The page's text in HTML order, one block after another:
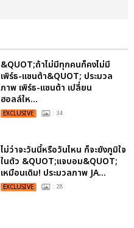
&QUOT;ถ้าไม่มีทุกคนก็คงไม่มี
เพิร์ธ-แซนต้า&QUOT; ประมวล
ภาพ เพิร์ธ-แซนต้า เปลี่ยน
ฮอลล์ให...
EXCLUSIVE : 34
ไม่ว่าจะวันนี้หรือวันไหน ก็จะยังภูมิใจ
ในตัว &QUOT;แจบอม&QUOT;
เหมือนเดิม! ประมวลภาพ JA...
EXCLUSIVE : 28